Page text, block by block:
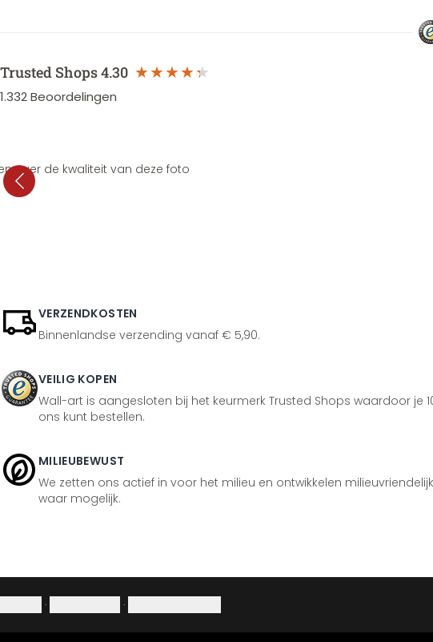
Trusted Shops4.30
1.332Beoordelingen
over de kwaliteit van deze foto
VERZENDKOSTEN
Binnenlandse verzending vanaf € 5,90.
VEILIG KOPEN
Wall-art is aangesloten bij het keurmerk Trusted Shops waardoor je
ons kunt bestellen.
MILIEUBEWUST
We zetten ons actief in voor het milieu en ontwikkelen
waar mogelijk.
· ·